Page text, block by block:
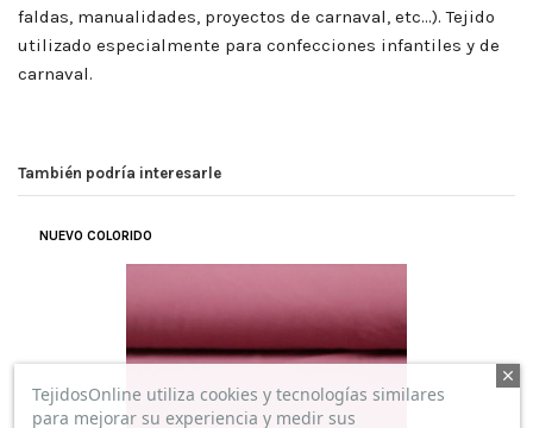
faldas, manualidades, proyectos de carnaval, etc…). Tejido
utilizado especialmente para confecciones infantiles y de
carnaval.
También podría interesarle
NUEVO COLORIDO
TejidosOnline utiliza cookies y tecnologías similares
para mejorar su experiencia y medir sus